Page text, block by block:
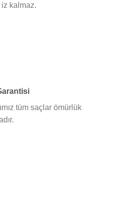
iz kalmaz.
tüm saçlar ömürlük